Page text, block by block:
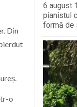
Din
o
6 august
pianistul
formă de